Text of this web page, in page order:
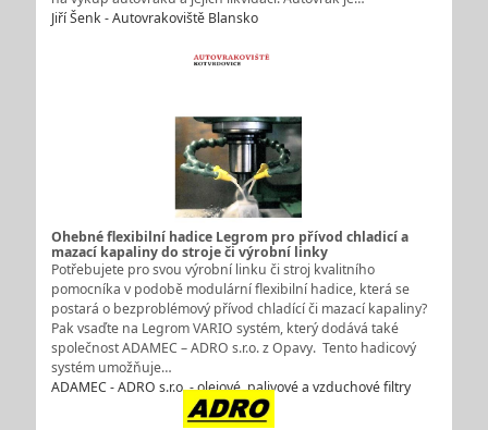
Jiří Šenk - Autovrakoviště Blansko
Ohebné flexibilní hadice Legrom pro přívod chladicí a
mazací kapaliny do stroje či výrobní linky
Potřebujete pro svou výrobní linku či stroj kvalitního
pomocníka v podobě modulární flexibilní hadice, která se
postará o bezproblémový přívod chladící či mazací kapaliny?
Pak vsaďte na Legrom VARIO systém, který dodává také
společnost ADAMEC – ADRO s.r.o. z Opavy. Tento hadicový
systém umožňuje…
ADAMEC - ADRO s.r.o. - olejové, palivové a vzduchové filtry